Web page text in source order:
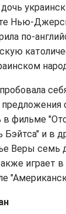
Нью-
по-
в фильме
Бэйтса" и в
Веры семь
играет